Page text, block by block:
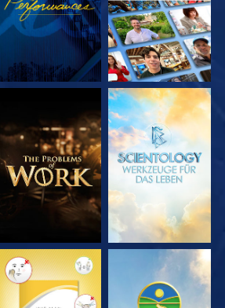
SERIE
ENTDECKEN
SERIE
ENTDECKEN
ANSEHEN ANSEHEN